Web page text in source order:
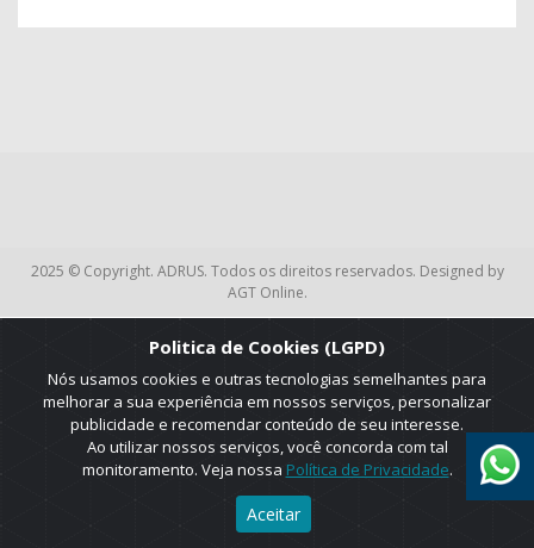
2025 © Copyright. ADRUS. Todos os direitos reservados. Designed by
AGT Online.
Politica de Cookies (LGPD)
Nós usamos cookies e outras tecnologias semelhantes para
melhorar a sua experiência em nossos serviços, personalizar
publicidade e recomendar conteúdo de seu interesse.
Ao utilizar nossos serviços, você concorda com tal
monitoramento. Veja nossa Política de Privacidade.
Aceitar